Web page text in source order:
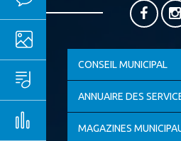
Sport, culture & loisirs
CONSEIL MUNICIPAL
ANNUAIRE DES
MAGAZINES